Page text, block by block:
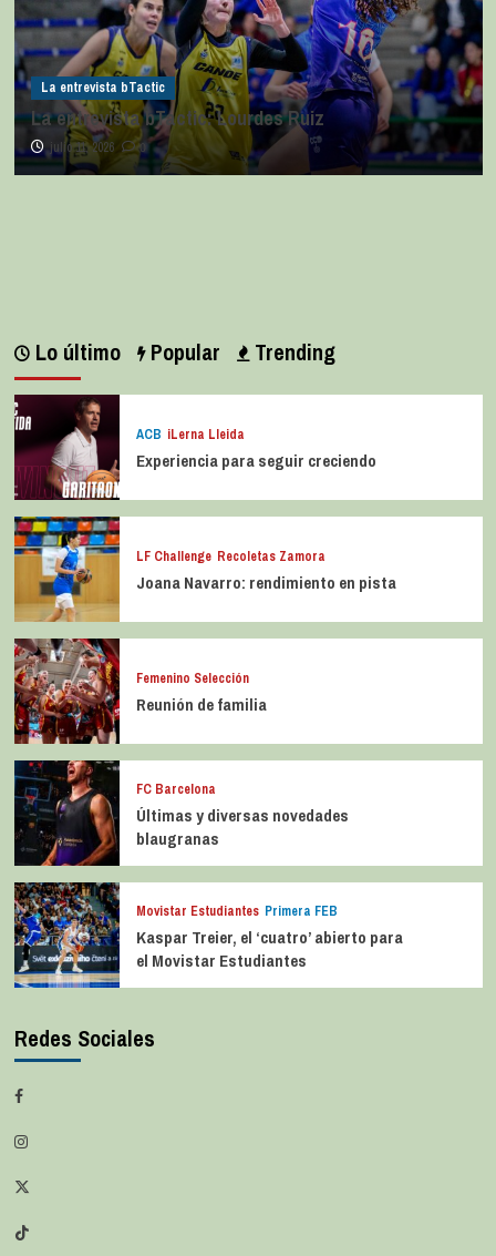
La entrevista bTactic
La entrevista bTactic: Lourdes Ruiz
julio 11, 2026 0
Lo último Popular Trending
ACB iLerna Lleida
Experiencia para seguir creciendo
LF Challenge Recoletas Zamora
Joana Navarro: rendimiento en pista
Femenino Selección
Reunión de familia
FC Barcelona
Últimas y diversas novedades
blaugranas
Movistar Estudiantes Primera FEB
Kaspar Treier, el ‘cuatro’ abierto para
el Movistar Estudiantes
Redes Sociales